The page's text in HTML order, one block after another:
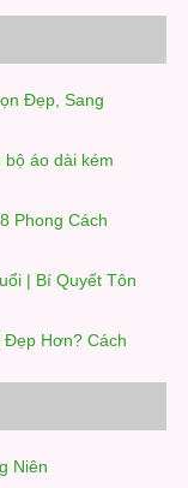
Đẹp, Sang
bộ áo dài kém
Phong Cách
| Bí Quyết Tôn
Đẹp Hơn? Cách
Niên